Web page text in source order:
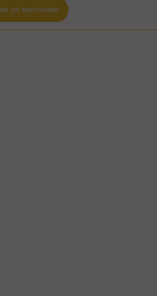
un technicien